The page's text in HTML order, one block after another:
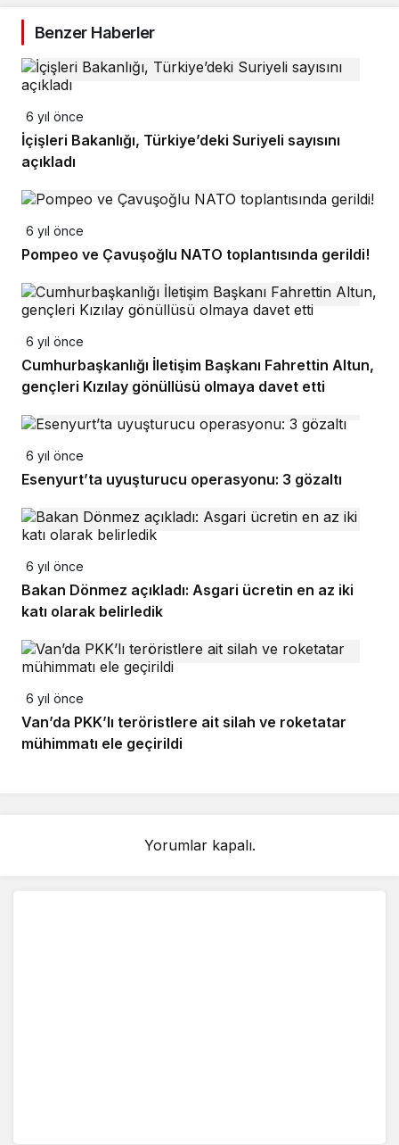
Benzer Haberler
6 yıl önce
İçişleri Bakanlığı, Türkiye’deki Suriyeli sayısını
açıkladı
6 yıl önce
Pompeo ve Çavuşoğlu NATO toplantısında gerildi!
6 yıl önce
Cumhurbaşkanlığı İletişim Başkanı Fahrettin Altun,
gençleri Kızılay gönüllüsü olmaya davet etti
6 yıl önce
Esenyurt’ta uyuşturucu operasyonu: 3 gözaltı
6 yıl önce
Bakan Dönmez açıkladı: Asgari ücretin en az iki
katı olarak belirledik
6 yıl önce
Van’da PKK’lı teröristlere ait silah ve roketatar
mühimmatı ele geçirildi
Yorumlar kapalı.